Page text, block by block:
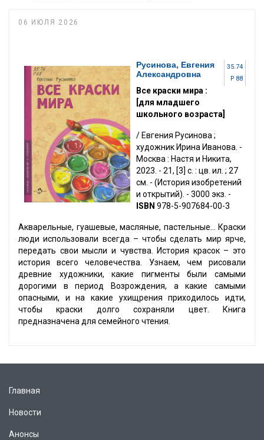
06 ИЮЛЯ 2026
35.74
Р 88
Русинова, Евгения
Александровна
Все краски мира :
[для младшего
школьного возраста]
/ Евгения Русинова ;
художник Ирина Иванова. -
Москва : Настя и Никита,
2023. - 21, [3] с. : цв. ил. ; 27
см. - (История изобретений
и открытий). - 3000 экз. -
ISBN 978-5-907684-00-3
Акварельные, гуашевые, масляные, пастельные… Краски
люди использовали всегда – чтобы сделать мир ярче,
передать свои мысли и чувства. История красок – это
история всего человечества. Узнаем, чем рисовали
древние художники, какие пигменты были самыми
дорогими в период Возрождения, а какие самыми
опасными, и на какие ухищрения приходилось идти,
чтобы краски долго сохраняли цвет. Книга
предназначена для семейного чтения.
Главная
Новости
Анонсы